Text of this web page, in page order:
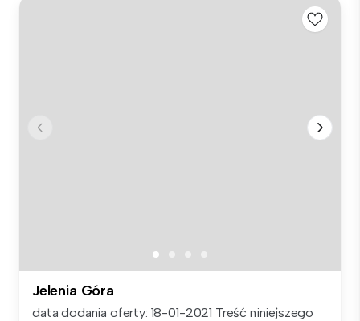
Jelenia Góra
data dodania oferty: 18-01-2021 Treść niniejszego